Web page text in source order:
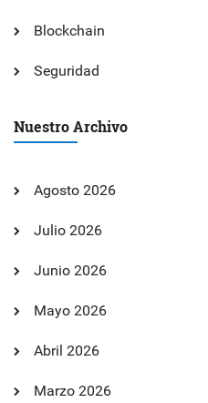
Blockchain
Seguridad
Nuestro Archivo
Agosto 2026
Julio 2026
Junio 2026
Mayo 2026
Abril 2026
Marzo 2026